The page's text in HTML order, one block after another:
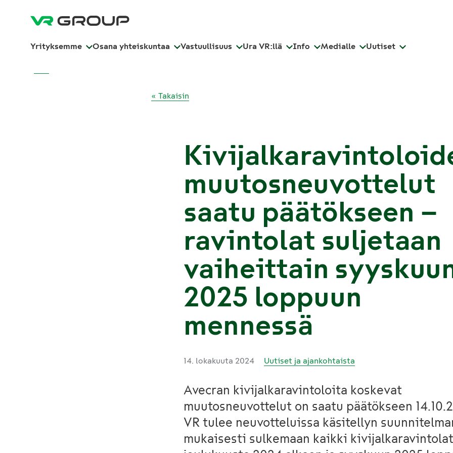
Yrityksemme Osana yhteiskuntaa Vastuullisuus Ura VR:llä Info Medialle Uutiset
« Takaisin
muutosneuvottelut
saatu päätökseen –
ravintolat suljetaan
vaiheittain
2025 loppuun
mennessä
14. lokakuuta 2024 Uutiset ja ajankohtaista
Avecran kivijalkaravintoloita koskevat
muutosneuvottelut on saatu päätökseen
VR tulee neuvotteluissa käsitellyn
mukaisesti sulkemaan kaikki kivijalkaravintolat